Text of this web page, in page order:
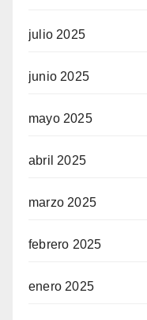
julio 2025
junio 2025
mayo 2025
abril 2025
marzo 2025
febrero 2025
enero 2025